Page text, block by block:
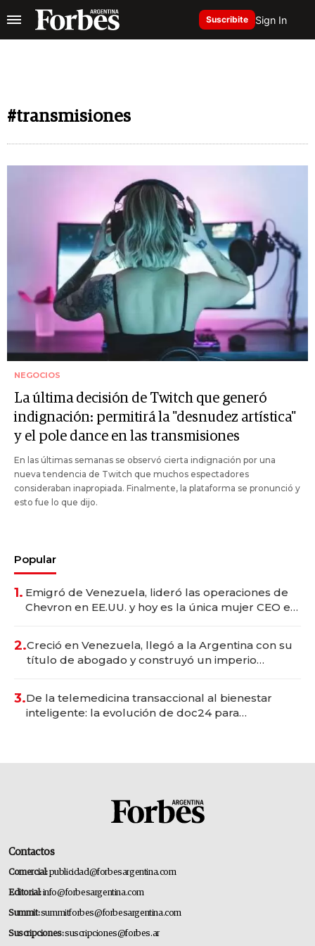
Suscribite Sign In
#transmisiones
NEGOCIOS
La última decisión de Twitch que generó
indignación: permitirá la "desnudez artística"
y el pole dance en las transmisiones
En las últimas semanas se observó cierta indignación por una
nueva tendencia de Twitch que muchos espectadores
consideraban inapropiada. Finalmente, la plataforma se pronunció y
esto fue lo que dijo.
Popular
1. Emigró de Venezuela, lideró las operaciones de
Chevron en EE.UU. y hoy es la única mujer CEO en
2.Creció en Venezuela, llegó a la Argentina con su
título de abogado y construyó un imperio
3.De la telemedicina transaccional al bienestar
inteligente: la evolución de doc24 para
Contactos
Comercial:publicidad@forbesargentina.com
Editorial:info@forbesargentina.com
Summit:summitforbes@forbesargentina.com
Suscripciones:suscripciones@forbes.ar